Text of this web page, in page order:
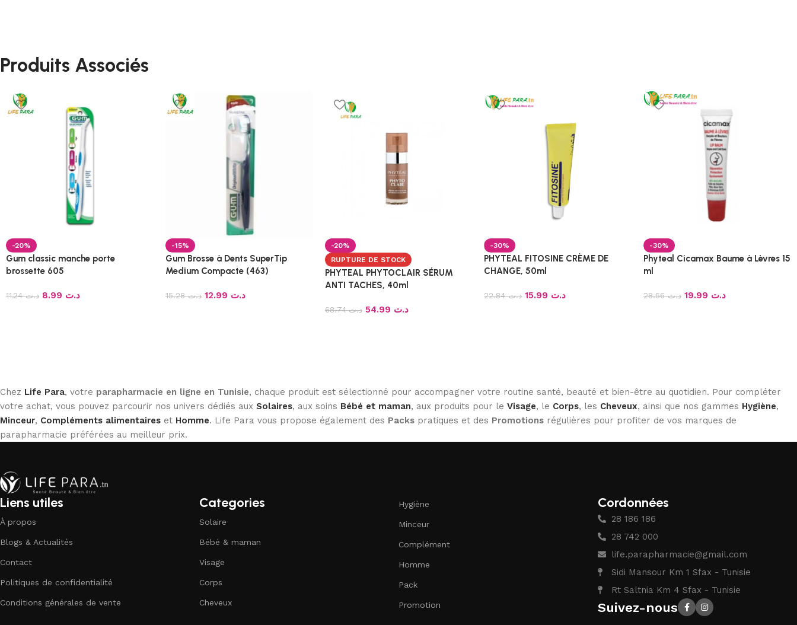
Produits Associés
-20%
Gum classic manche porte
brossette 605
د.ت11.24 د.ت
-15%
Gum Brosse à Dents SuperTip
Medium Compacte (463)
د.ت15.28 د.ت
-20%
RUPTURE DE STOCK
PHYTEAL PHYTOCLAIR SÉRUM
ANTI TACHES, 40ml
د.ت68.74 د.ت
-30%
PHYTEAL FITOSINE CRÈME DE
CHANGE, 50ml
د.ت22.84 د.ت
-30%
Phyteal Cicamax Baume à Lèvres 15
ml
د.ت28.56 د.ت
Chez Life Para, votre parapharmacie en ligne en Tunisie, chaque produit est sélectionné pour accompagner votre routine santé, beauté et bien-être au quotidien. Pour compléter
votre achat, vous pouvez parcourir nos univers dédiés aux Solaires, aux soins Bébé et maman, aux produits pour le Visage, le Corps, les Cheveux, ainsi que nos gammes Hygiène,
Minceur, Compléments alimentaires et Homme. Life Para vous propose également des Packs pratiques et des Promotions régulières pour profiter de vos marques de
parapharmacie préférées au meilleur prix.
Liens utiles
À propos
Blogs & Actualités
Contact
Politiques de confidentialité
Conditions générales de vente
Categories
Solaire
Bébé & maman
Visage
Corps
Cheveux
Hygiène
Minceur
Complément
Homme
Pack
Promotion
Cordonnées
28 186 186
28 742 000
life.parapharmacie@gmail.com
Sidi Mansour Km 1 Sfax - Tunisie
Rt Saltnia Km 4 Sfax - Tunisie
Suivez-nous